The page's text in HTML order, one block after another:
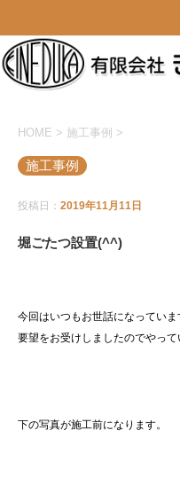
HOME > 施工事例 >
施工事例
投稿日： 2019年11月11日
堀ごたつ設置(^^)
今回はいつもお世話になってい
要望をお受けしましたのでやっ
下の写真が施工前になります。